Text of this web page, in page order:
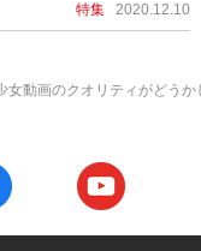
特集 2020.12.10
女動画のクオリティがどうか